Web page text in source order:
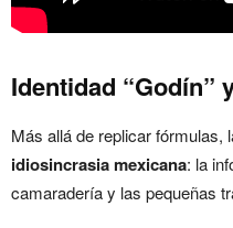
Identidad “Godín”
Más allá de replicar fórmulas,
idiosincrasia mexicana: la
camaradería y las pequeñas